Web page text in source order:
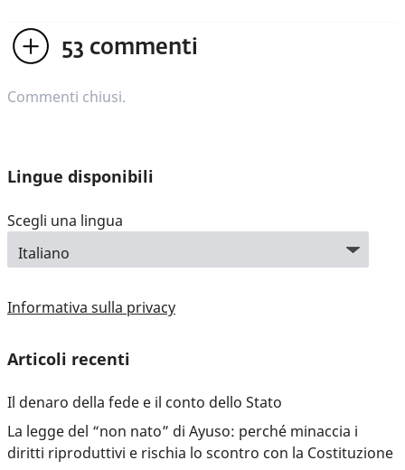
53 commenti
Commenti chiusi.
Lingue disponibili
Scegli una lingua
Informativa sulla privacy
Articoli recenti
Il denaro della fede e il conto dello Stato
La legge del “non nato” di Ayuso: perché minaccia i
diritti riproduttivi e rischia lo scontro con la Costituzione